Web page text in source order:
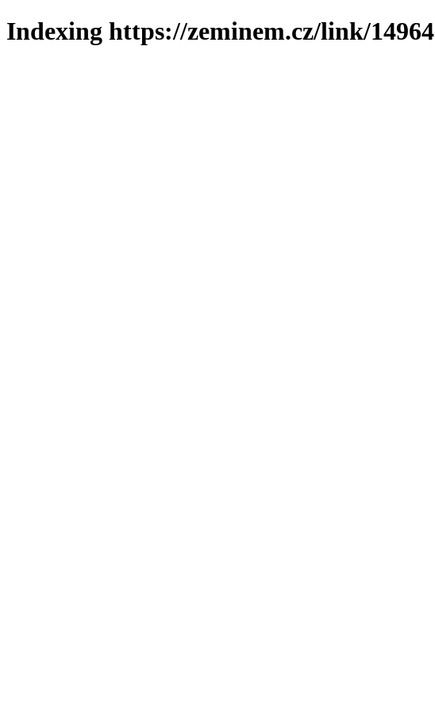
Indexing https://zeminem.cz/link/14964